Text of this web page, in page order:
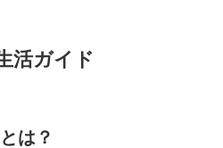
活ガイド
は？